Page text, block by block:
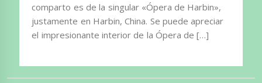
comparto es de la singular «Ópera de Harbin»,
justamente en Harbin, China. Se puede apreciar
el impresionante interior de la Ópera de […]